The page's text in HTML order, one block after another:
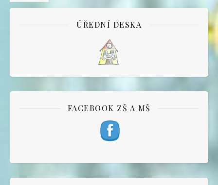
ÚŘEDNÍ DESKA
FACEBOOK ZŠ A MŠ